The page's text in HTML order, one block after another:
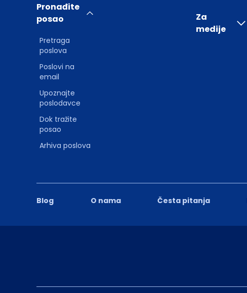
Blog O nama Česta pitanja
Pronađite
posao
Pretraga
poslova
Poslovi na
email
Upoznajte
poslodavce
Dok tražite
posao
Arhiva poslova
Za
medije